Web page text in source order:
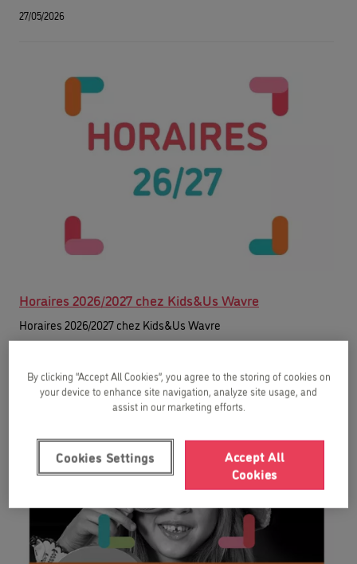
27/05/2026
Horaires 2026/2027 chez Kids&Us Wavre
Horaires 2026/2027 chez Kids&Us Wavre
By clicking “Accept All Cookies”, you agree to the storing of cookies on
your device to enhance site navigation, analyze site usage, and
assist in our marketing efforts.
Accept All
Cookies
Cookies Settings